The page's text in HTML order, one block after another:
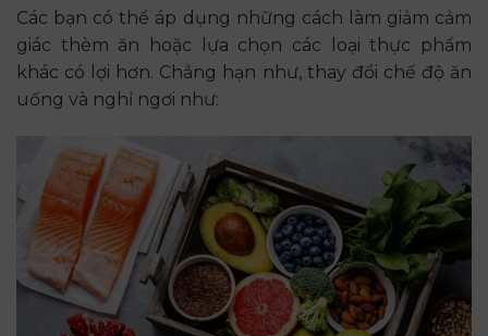
Các bạn có thể áp dụng những cách làm giảm cảm
giác thèm ăn hoặc lựa chọn các loại thực phẩm
khác có lợi hơn. Chẳng hạn như, thay đổi chế độ ăn
uống và nghỉ ngơi như: